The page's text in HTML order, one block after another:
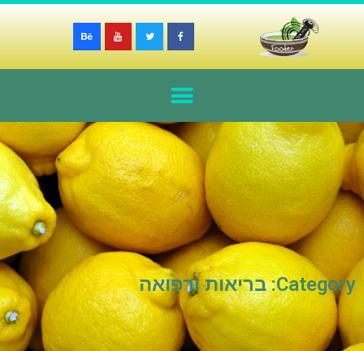
Category: בריאות ורפואה